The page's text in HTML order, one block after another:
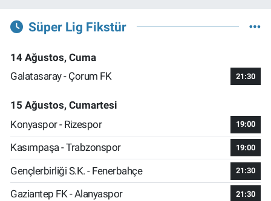
Süper Lig Fikstür
14 Ağustos, Cuma
Galatasaray - Çorum FK
21:30
15 Ağustos, Cumartesi
Konyaspor - Rizespor
19:00
Kasımpaşa - Trabzonspor 19:00
Gençlerbirliği S.K. - Fenerbahçe 21:30
Gaziantep FK - Alanyaspor 21:30